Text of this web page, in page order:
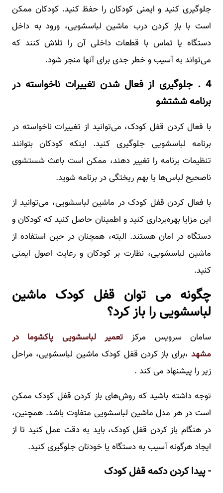
جلوگیری کنید و ایمنی کودکان را حفظ کنید. کودکان ممکن
است با باز کردن درب ماشین لباسشویی، ورود به داخل
دستگاه یا تماس با قطعات داخلی آن را تلاش کنند که
می‌تواند به آسیب و خطر جدی برای آنها منجر شود.
4 . جلوگیری از فعال شدن تغییرات ناخواسته در
برنامه ششتشو
با فعال کردن قفل کودک، می‌توانید از تغییرات ناخواسته در
برنامه لباسشویی جلوگیری کنید. اینکه کودکان بتوانند
تنظیمات برنامه را تغییر دهند، ممکن است باعث شستشوی
ناصحیح لباس‌ها یا بهم ریختگی در برنامه شوید.
با فعال کردن قفل کودک در ماشین لباسشویی، می‌توانید از
این مزایا بهره‌برداری کنید و اطمینان حاصل کنید که کودکان و
دستگاه در امان هستند. البته، همچنان در حین استفاده از
ماشین لباسشویی، نظارت بر کودکان و رعایت اصول ایمنی
کنید.
چگونه می توان قفل کودک ماشین
لباسشویی را باز کرد؟
سامان سرویس مرکز
تعمیر لباسشویی پاکشوما در
مشهد ،برای باز کردن قفل کودک ماشین لباسشویی، مراحل
زیر را پیشنهاد می کند .
توجه داشته باشید که روش‌های باز کردن قفل کودک ممکن
است در هر مدل ماشین لباسشویی متفاوت باشد. همچنین،
در هنگام باز کردن قفل کودک، باید به دقت عمل کنید تا از
ایجاد هرگونه آسیب به دستگاه یا خودتان جلوگیری کنید.
- پیدا کردن دکمه قفل کودک